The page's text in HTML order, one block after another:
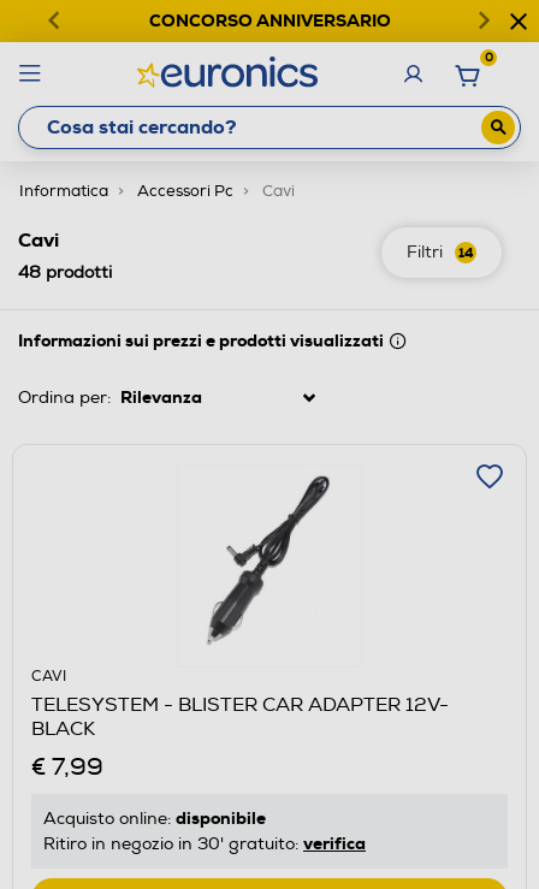
CONCORSO ANNIVERSARIO
0
Informatica Accessori Pc Cavi
Filtri 14
Cavi
48 prodotti
Informazioni sui prezzi e prodotti visualizzati
Ordina per:
CAVI
TELESYSTEM - BLISTER CAR ADAPTER 12V-
BLACK
€ 7,99
Acquisto online: disponibile
Ritiro in negozio in 30' gratuito: verifica